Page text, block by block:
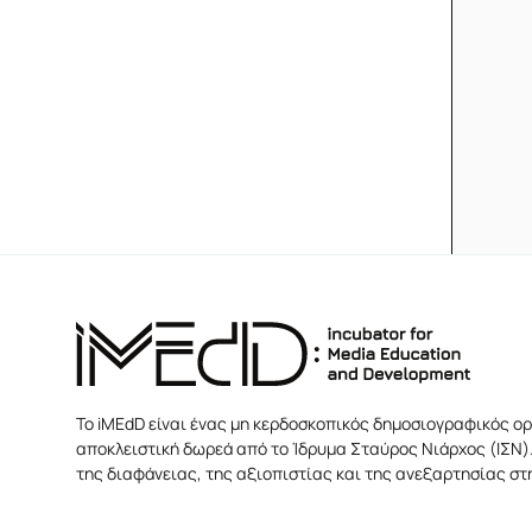
Το iMEdD είναι ένας μη κερδοσκοπικός δημοσιογραφικός
αποκλειστική δωρεά από το Ίδρυμα Σταύρος Νιάρχος
της διαφάνειας, της αξιοπιστίας και της ανεξαρτησίας